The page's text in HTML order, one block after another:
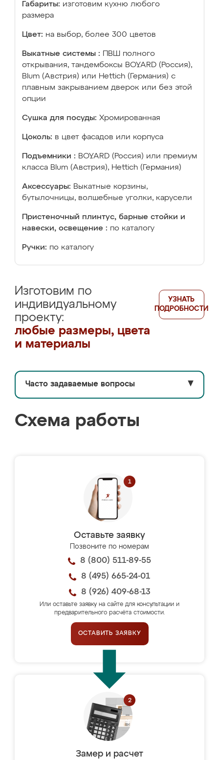
Габариты: изготовим кухню любого
размера
Цвет: на выбор, более 300 цветов
Выкатные системы :
ПВШ полного
открывания, тандембоксы BOYARD (Россия),
Blum (Австрия) или Hettich (Германия) с
плавным закрыванием дверок или без этой
опции
Сушка для посуды: Хромированная
Цоколь: в цвет фасадов или корпуса
Подъемники : BOYARD (Россия) или премиум
класса Blum (Австрия), Hettich (Германия)
Аксессуары: Выкатные корзины,
бутылочницы, волшебные уголки, карусели
Пристеночный плинтус, барные стойки и
навески, освещение : по каталогу
Ручки: по каталогу
Изготовим по
индивидуальному
проекту:
любые размеры, цвета
и материалы
УЗНАТЬ
ПОДРОБНОСТИ
Часто задаваемые вопросы ▼
Схема работы
Оставьте заявку
Позвоните по номерам
8 (800) 511-89-55
8 (495) 665-24-01
8 (926) 409-68-13
Или оставьте заявку на сайте для консультации и
предварительного расчёта стоимости.
ОСТАВИТЬ ЗАЯВКУ
Замер и расчет